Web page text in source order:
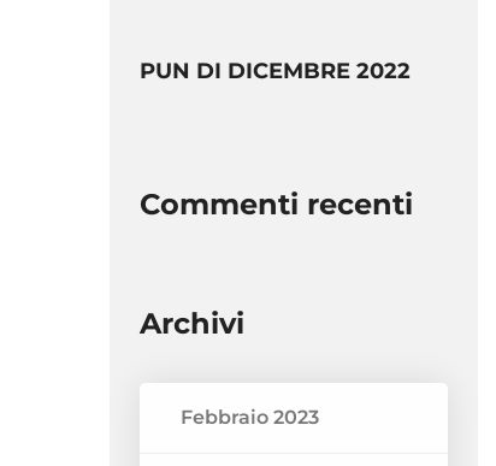
PUN DI DICEMBRE 2022
Commenti recenti
Archivi
Febbraio 2023